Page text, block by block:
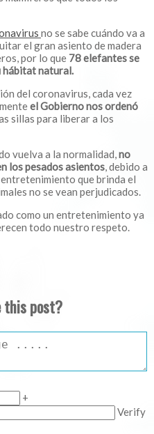
​no se sabe cuándo va a
el gran asiento de madera
por lo que 78 elefantes se
hábitat natural.
del coronavirus, cada vez
el Gobierno nos ordenó
sillas para liberar a los
vuelva a la normalidad,no
los pesados asientos, debido a
que brinda el
no se vean perjudicados.
como un entretenimiento ya
todo nuestro respeto.
this post?
+
Verify